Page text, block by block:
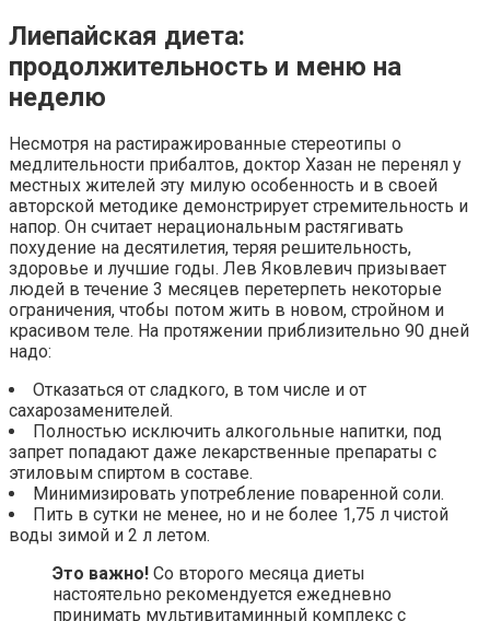
Лиепайская диета:
продолжительность и меню на
неделю
Несмотря на растиражированные стереотипы о
медлительности прибалтов, доктор Хазан не перенял у
местных жителей эту милую особенность и в своей
авторской методике демонстрирует стремительность и
напор. Он считает нерациональным растягивать
похудение на десятилетия, теряя решительность,
здоровье и лучшие годы. Лев Яковлевич призывает
людей в течение 3 месяцев перетерпеть некоторые
ограничения, чтобы потом жить в новом, стройном и
красивом теле. На протяжении приблизительно 90 дней
надо:
Отказаться от сладкого, в том числе и от
сахарозаменителей.
Полностью исключить алкогольные напитки, под
запрет попадают даже лекарственные препараты с
этиловым спиртом в составе.
Минимизировать употребление поваренной соли.
Пить в сутки не менее, но и не более 1,75 л чистой
воды зимой и 2 л летом.
Это важно! Со второго месяца диеты
настоятельно рекомендуется ежедневно
принимать мультивитаминный комплекс с